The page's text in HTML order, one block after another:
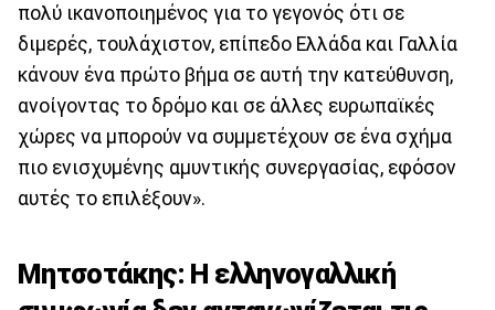
πολύ ικανοποιημένος για το γεγονός ότι σε
διμερές, τουλάχιστον, επίπεδο Ελλάδα και Γαλλία
κάνουν ένα πρώτο βήμα σε αυτή την κατεύθυνση,
ανοίγοντας το δρόμο και σε άλλες ευρωπαϊκές
χώρες να μπορούν να συμμετέχουν σε ένα σχήμα
πιο ενισχυμένης αμυντικής συνεργασίας, εφόσον
αυτές το επιλέξουν».
Μητσοτάκης: Η ελληνογαλλική